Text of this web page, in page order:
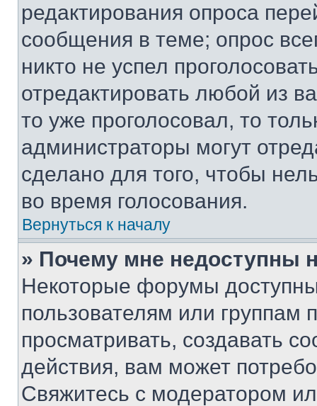
редактирования опроса
сообщения в теме; опрос
никто не успел
отредактировать любой из
то уже проголосовал, то
администраторы могут
сделано для того, чтобы
во время голосования.
Вернуться к началу
» Почему мне недоступны
Некоторые форумы
пользователям или группам
просматривать, создавать
действия, вам может
Свяжитесь с модератором